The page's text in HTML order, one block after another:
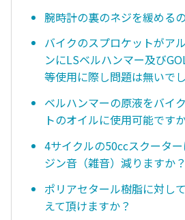
腕時計の裏のネジを緩める
バイクのスプロケットがア
ンにLSベルハンマー及び
等使用に際し問題は無いで
ベルハンマーの原液をバイ
トのオイルに使用可能です
4サイクルの50ccスクータ
ジン音（雑音）減りますか？
ポリアセタール樹脂に対し
えて頂けますか？